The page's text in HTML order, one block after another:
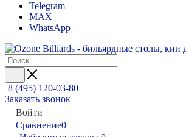
Telegram
MAX
WhatsApp
8 (495) 120-03-80
Заказать звонок
Войти
Сравнение0